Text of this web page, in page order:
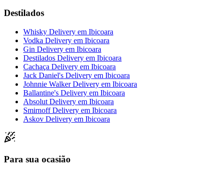
Destilados
Whisky Delivery em Ibicoara
Vodka Delivery em Ibicoara
Gin Delivery em Ibicoara
Destilados Delivery em Ibicoara
Cachaça Delivery em Ibicoara
Jack Daniel's Delivery em Ibicoara
Johnnie Walker Delivery em Ibicoara
Ballantine's Delivery em Ibicoara
Absolut Delivery em Ibicoara
Smirnoff Delivery em Ibicoara
Askov Delivery em Ibicoara
Para sua ocasião